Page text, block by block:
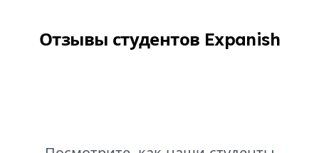
Отзывы студентов Expanish